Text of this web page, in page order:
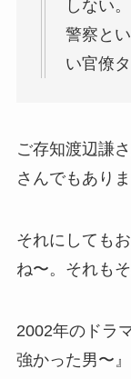
しない。
警察と
い官僚
ご存知渡辺謙
さんでもありま
それにしても
ね〜。それも
2002年のドラ
強かった男〜